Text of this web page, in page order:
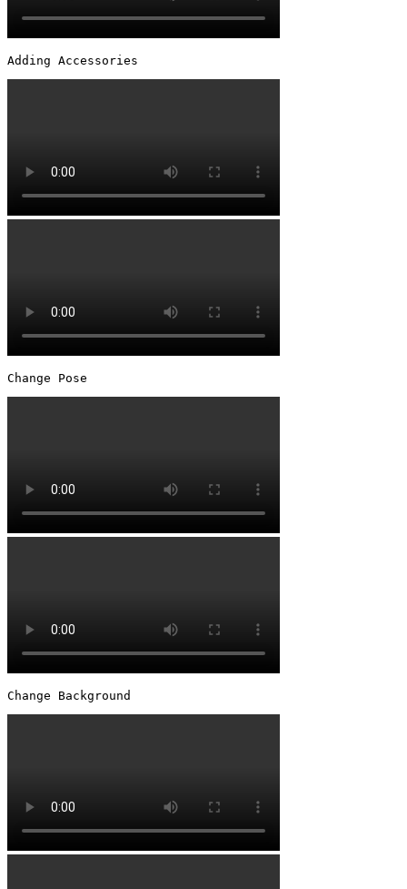
Adding Accessories
Change Pose
Change Background